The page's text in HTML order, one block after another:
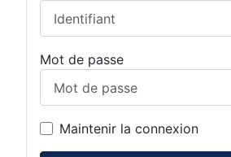
Mot de passe
Maintenir la connexion